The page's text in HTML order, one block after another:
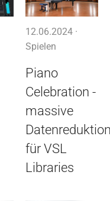
12.06.2024 ·
Spielen
Piano
Celebration -
massive
für VSL
Libraries